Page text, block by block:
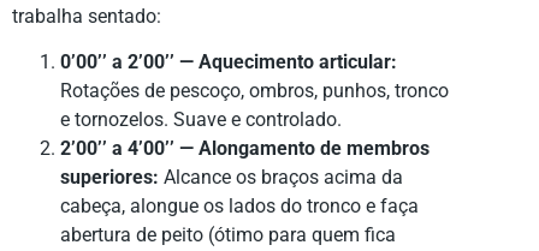
trabalha sentado:
0’00’’ a 2’00’’ — Aquecimento articular:
Rotações de pescoço, ombros, punhos, tronco
e tornozelos. Suave e controlado.
2’00’’ a 4’00’’ — Alongamento de membros
superiores: Alcance os braços acima da
cabeça, alongue os lados do tronco e faça
abertura de peito (ótimo para quem fica